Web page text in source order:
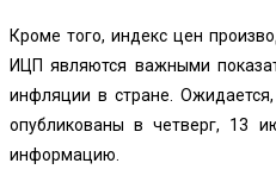
Кроме того, индекс цен
ИЦП являются важными
инфляции в стране.
опубликованы в четверг, 13
информацию.